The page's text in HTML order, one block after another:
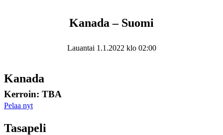
Kanada – Suomi
Lauantai 1.1.2022 klo 02:00
Kanada
Kerroin: TBA
Pelaa nyt
Tasapeli